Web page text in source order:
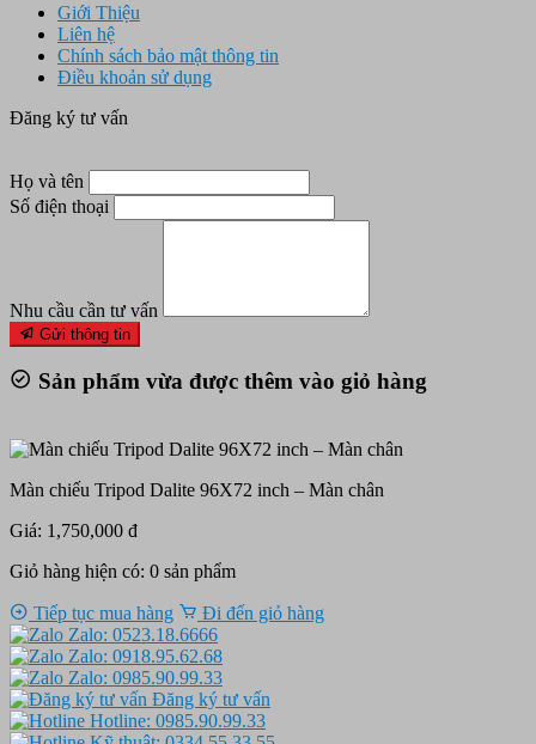
Giới Thiệu
Liên hệ
Chính sách bảo mật thông tin
Điều khoản sử dụng
Đăng ký tư vấn
Họ và tên
Số điện thoại
Nhu cầu cần tư vấn
Gửi thông tin
Sản phẩm vừa được thêm vào giỏ hàng
Màn chiếu Tripod Dalite 96X72 inch – Màn chân
Giá: 1,750,000 đ
Giỏ hàng hiện có: 0 sản phẩm
Tiếp tục mua hàng
Đi đến giỏ hàng
Zalo: 0523.18.6666
Zalo: 0918.95.62.68
Zalo: 0985.90.99.33
Đăng ký tư vấn
Hotline: 0985.90.99.33